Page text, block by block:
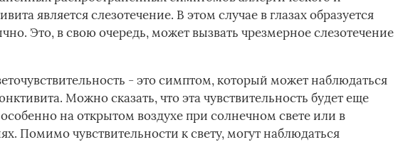
является слезотечение. В этом случае в глазах образуется
Это, в свою очередь, может вызвать чрезмерное слезотечение
- это симптом, который может наблюдаться
Можно сказать, что эта чувствительность будет еще
на открытом воздухе при солнечном свете или в
Помимо чувствительности к свету, могут наблюдаться